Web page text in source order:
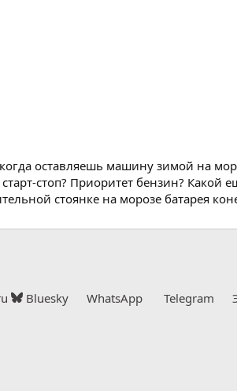
оставляешь машину зимой на
стоп? Приоритет бензин?
стоянке на морозе батарея
Bluesky WhatsApp Telegram